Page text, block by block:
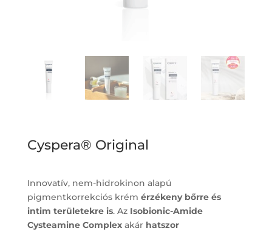
Cyspera® Original
Innovatív, nem-hidrokinon alapú
pigmentkorrekciós krém érzékeny bőrre és
intim területekre is. Az Isobionic-Amide
Cysteamine Complexakár hatszor